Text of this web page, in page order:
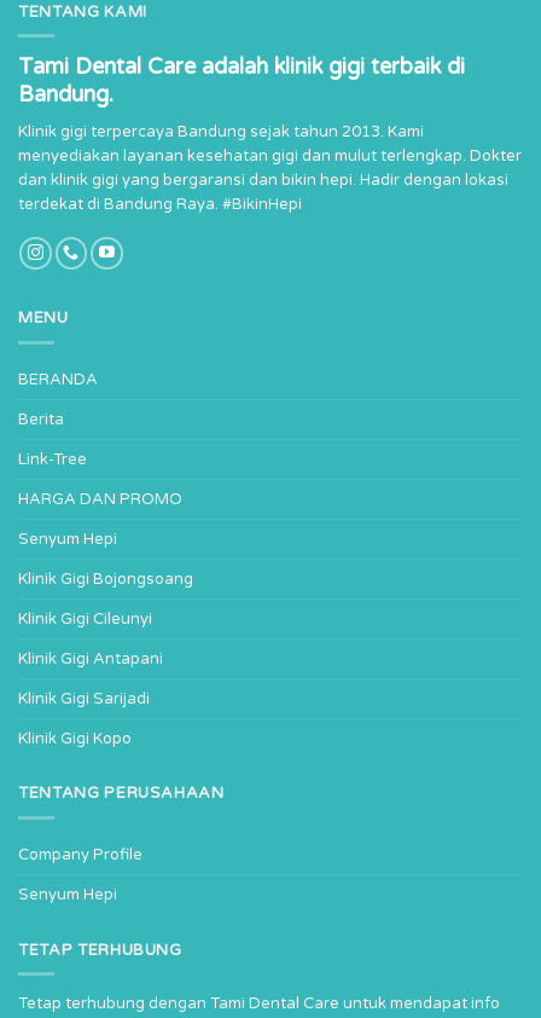
TENTANG KAMI
Tami Dental Care adalah klinik gigi terbaik di
Bandung.
Klinik gigi terpercaya Bandung sejak tahun 2013. Kami
menyediakan layanan kesehatan gigi dan mulut terlengkap. Dokter
dan klinik gigi yang bergaransi dan bikin hepi. Hadir dengan lokasi
terdekat di Bandung Raya. #BikinHepi
MENU
BERANDA
Berita
Link-Tree
HARGA DAN PROMO
Senyum Hepi
Klinik Gigi Bojongsoang
Klinik Gigi Cileunyi
Klinik Gigi Antapani
Klinik Gigi Sarijadi
Klinik Gigi Kopo
TENTANG PERUSAHAAN
Company Profile
Senyum Hepi
TETAP TERHUBUNG
Tetap terhubung dengan Tami Dental Care untuk mendapat info